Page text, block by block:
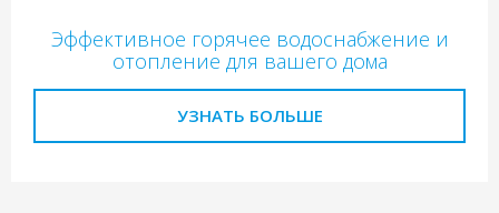
Эффективное горячее водоснабжение и
отопление для вашего дома
УЗНАТЬ БОЛЬШЕ